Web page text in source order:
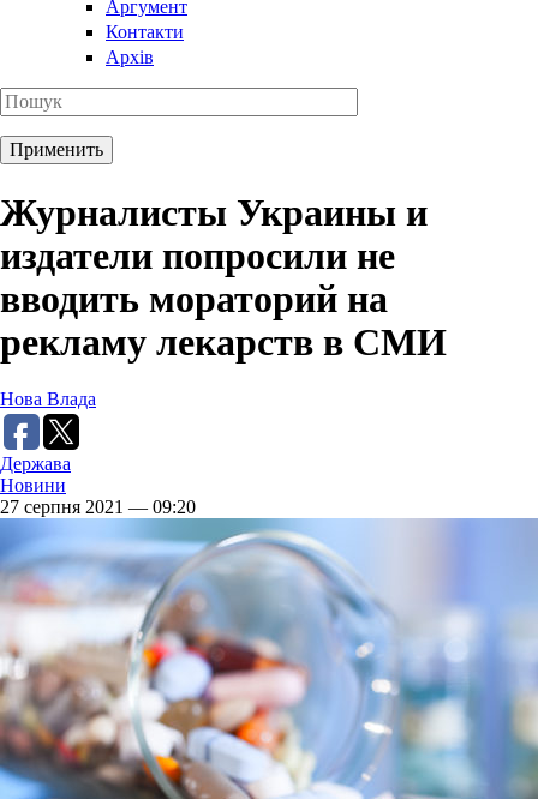
Аргумент
Контакти
Архів
Журналисты Украины и
издатели попросили не
вводить мораторий на
рекламу лекарств в СМИ
Нова Влада
Держава
Новини
27 серпня 2021 — 09:20